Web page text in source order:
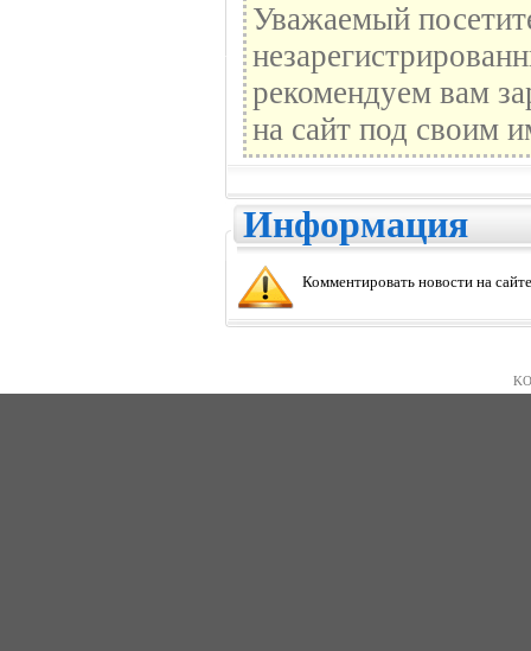
Уважаемый
рекомендуем вам
на сайт под своим
Информация
Комментировать новости на